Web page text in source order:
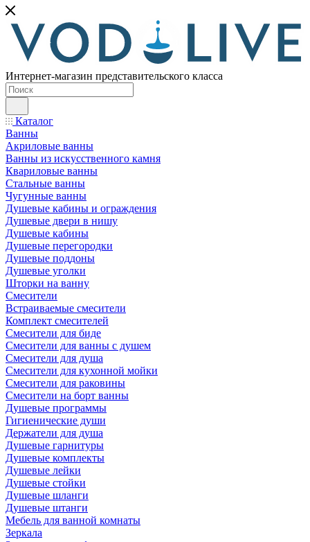
Интернет-магазин представительского класса
Каталог
Ванны
Акриловые ванны
Ванны из искусственного камня
Квариловые ванны
Стальные ванны
Чугунные ванны
Душевые кабины и ограждения
Душевые двери в нишу
Душевые кабины
Душевые перегородки
Душевые поддоны
Душевые уголки
Шторки на ванну
Смесители
Встраиваемые смесители
Комплект смесителей
Смесители для биде
Смесители для ванны с душем
Смесители для душа
Смесители для кухонной мойки
Смесители для раковины
Смесители на борт ванны
Душевые программы
Гигиенические души
Держатели для душа
Душевые гарнитуры
Душевые комплекты
Душевые лейки
Душевые стойки
Душевые шланги
Душевые штанги
Мебель для ванной комнаты
Зеркала